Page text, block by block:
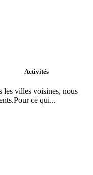
Activités
les villes voisines, nous
ce qui...